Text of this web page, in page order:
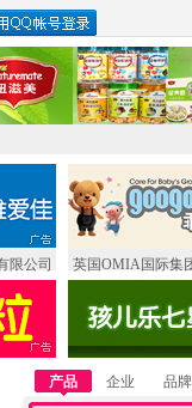
限公司 英国OMIA国际集
产品 企业 品牌